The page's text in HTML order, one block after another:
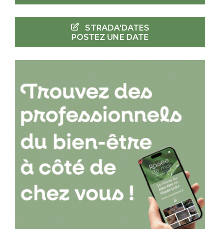
STRADA'DATES
POSTEZ UNE DATE